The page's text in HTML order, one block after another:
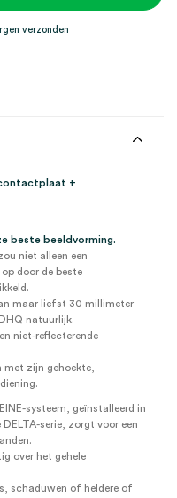
verzonden
+
beste beeldvorming.
niet alleen een
door de beste
maar liefst 30 millimeter
natuurlijk.
niet-reflecterende
zijn gehoekte,
systeem, geïnstalleerd in
serie, zorgt voor een
over het gehele
schaduwen of heldere of